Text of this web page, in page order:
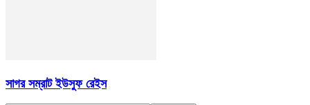
সাগর সম্রাট ইউসুফ রেইস